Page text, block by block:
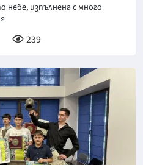
изпълнена с много
239